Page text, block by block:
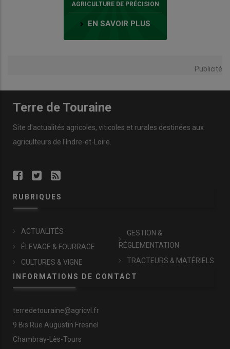
AGRICULTURE DE PRÉCISION
EN SAVOIR PLUS
Publicité
Terre de Touraine
Site d'actualités agricoles, viticoles et rurales destinées aux
agriculteurs de l'Indre-et-Loire.
RUBRIQUES
ACTUALITÉS
ÉLEVAGE & FOURRAGE
CULTURES & VIGNE
GESTION &
RÉGLEMENTATION
TRACTEURS & MATÉRIELS
INFORMATIONS DE CONTACT
terredetouraine@agricvl.fr
9 Bis Rue Augustin Fresnel
Chambray-Lès-Tours